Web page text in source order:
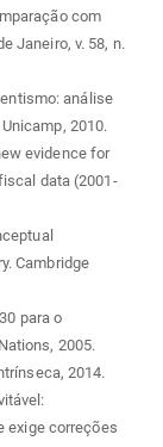
com
Janeiro, v. 58, n.
análise
2010.
evidence for
data (2001-
Cambridge
para o
2005.
2014.
exige correções